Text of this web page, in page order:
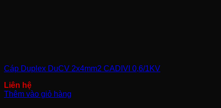
Cáp Duplex DuCV 2x4mm2 CADIVI 0,6/1KV
Thêm vào giỏ hàng